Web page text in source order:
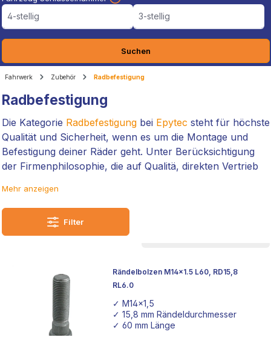
4-stellig
3-stellig
Suchen
Fahrwerk Zubehör Radbefestigung
Radbefestigung
Die Kategorie Radbefestigungbei Epytec steht für höchste
Qualität und Sicherheit, wenn es um die Montage und
Befestigung deiner Räder geht. Unter Berücksichtigung
der Firmenphilosophie, die auf Qualitä, direkten Vertrieb
bieten wir euch eine exklusive Auswahl an Radmuttern,
Rändelbolzen und weiterem Zubehör, das speziell für
eure Bedürfnisse entwickelt wurde.
Marktführer im Bereich der Tuning-Adapterauszeichnet.
Unsere Radbefestigungslösungen garantieren nicht nur
eine zuverlässige Montage, sondern auch die Einhaltung
der TÜV-Standards, sodass ihr die Freiheit habt, euer
Fahrzeug individuell und dennoch regelkonform zu
Mehr anzeigen
Filter
Rändelbolzen M14x1.5 L60, RD15,8
RL6.0
✓ M14x1,5
✓ 15,8 mm Rändeldurchmesser
✓ 60 mm Länge